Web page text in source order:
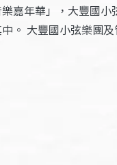
嘉年華」，大豐國小
。 大豐國小弦樂團